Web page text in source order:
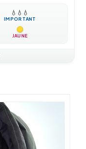
💧 💧 💧
IMPORTANT
JAUNE